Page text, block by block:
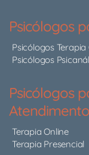
Psicólogos
Psicólogos
Psicólogos
Psicólogos
Atendimento
Terapia Online
Terapia Presencial